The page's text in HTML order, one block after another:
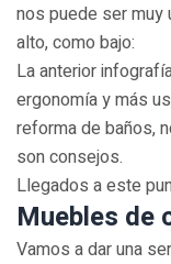
nos puede ser muy
alto, como bajo:
La anterior
ergonomía y más
reforma de baños,
son consejos.
Llegados a este
Muebles de
Vamos a dar una